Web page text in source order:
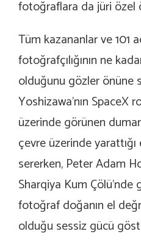
fotoğraflara da jüri özel
Tüm kazananlar ve 101
fotoğrafçılığının ne
olduğunu gözler önüne
Yoshizawa’nın SpaceX
üzerinde görünen
çevre üzerinde
sererken, Peter Adam
Sharqiya Kum Çölü’nde
fotoğraf doğanın el
olduğu sessiz gücü